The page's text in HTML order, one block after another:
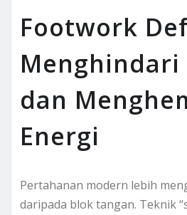
Footwork
Menghindari
dan
Energi
Pertahanan modern lebih
daripada blok tangan. Teknik